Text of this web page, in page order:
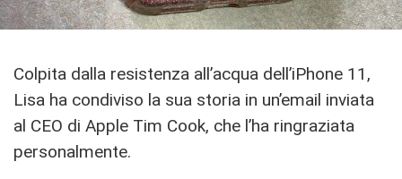
Colpita dalla resistenza all’acqua dell’iPhone 11,
Lisa ha condiviso la sua storia in un’email inviata
al CEO di Apple Tim Cook, che l’ha ringraziata
personalmente.